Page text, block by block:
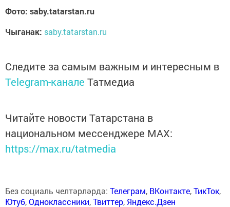
Фото: saby.tatarstan.ru
Чыганак: saby.tatarstan.ru
Следите за самым важным и интересным в
Telegram-канале Татмедиа
Читайте новости Татарстана в
национальном мессенджере MАХ:
https://max.ru/tatmedia
Без социаль челтәрләрдә: Телеграм, ВКонтакте,ТикТок,
Ютуб,Одноклассники,Твиттер, Яндекс.Дзен